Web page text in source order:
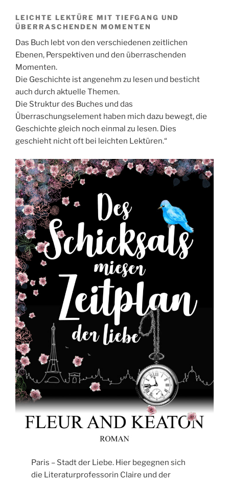
LEICHTE LEKTÜRE MIT TIEFGANG UND
ÜBERRASCHENDEN MOMENTEN
Das Buch lebt von den verschiedenen zeitlichen
Ebenen, Perspektiven und den überraschenden
Momenten.
Die Geschichte ist angenehm zu lesen und besticht
auch durch aktuelle Themen.
Die Struktur des Buches und das
Überraschungselement haben mich dazu bewegt, die
Geschichte gleich noch einmal zu lesen. Dies
geschieht nicht oft bei leichten Lektüren.“
Paris – Stadt der Liebe. Hier begegnen sich
die Literaturprofessorin Claire und der